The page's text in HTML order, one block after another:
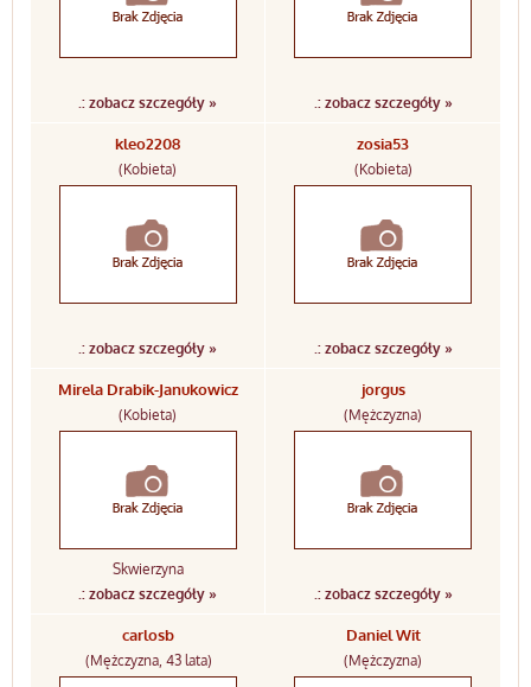
.: zobacz szczegóły » .: zobacz szczegóły »
kleo2208
(Kobieta)
.: zobacz szczegóły »
zosia53
(Kobieta)
.: zobacz szczegóły »
Mirela Drabik-Janukowicz
(Kobieta)
Skwierzyna
.: zobacz szczegóły »
jorgus
(Mężczyzna)
.: zobacz szczegóły »
carlosb
(Mężczyzna, 43 lata)
Daniel Wit
(Mężczyzna)